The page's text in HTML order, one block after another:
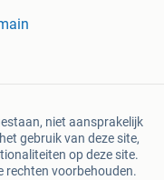
niet aansprakelijk
gebruik van deze site,
op deze site.
rechten voorbehouden.